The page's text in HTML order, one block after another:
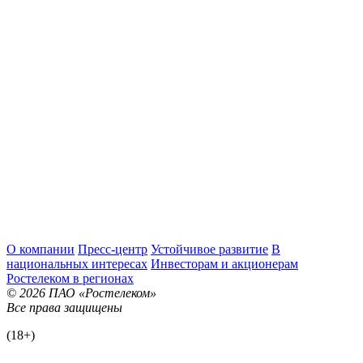
О компании Пресс-центр Устойчивое развитие В
национальных интересах Инвесторам и акционерам
Ростелеком в регионах
© 2026 ПАО «Ростелеком»
Все права защищены
(18+)